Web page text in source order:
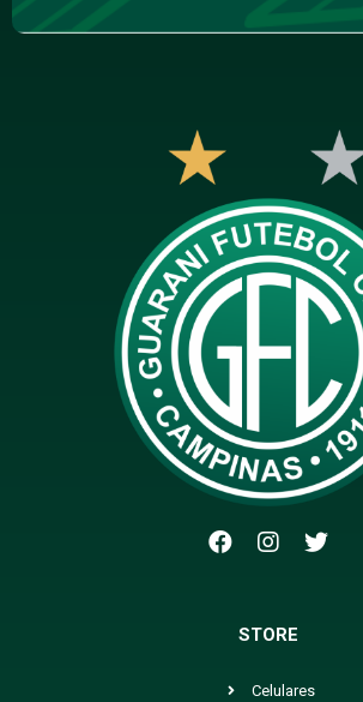
STORE
Celulares